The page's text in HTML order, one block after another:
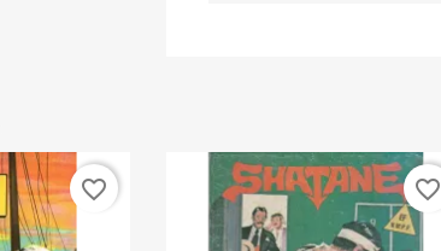
favorite_border favorite_border